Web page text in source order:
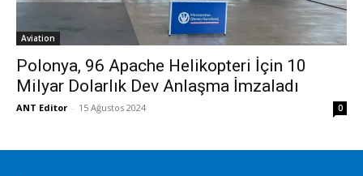
Aviation
Polonya, 96 Apache Helikopteri İçin 10
Milyar Dolarlık Dev Anlaşma İmzaladı
ANT Editor - 15 Ağustos 2024 0